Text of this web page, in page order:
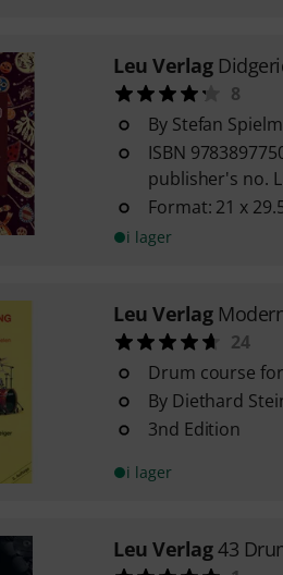
Leu Verlag
8
By Stefan
ISBN
publisher's no.
Format: 21 x
i lager
Leu Verlag
24
Drum course
By Diethard
3nd Edition
i lager
Leu Verlag43